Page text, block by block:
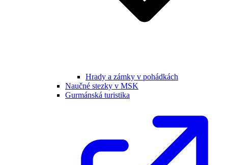
Hrady a zámky v pohádkách
Naučné stezky v MSK
Gurmánská turistika